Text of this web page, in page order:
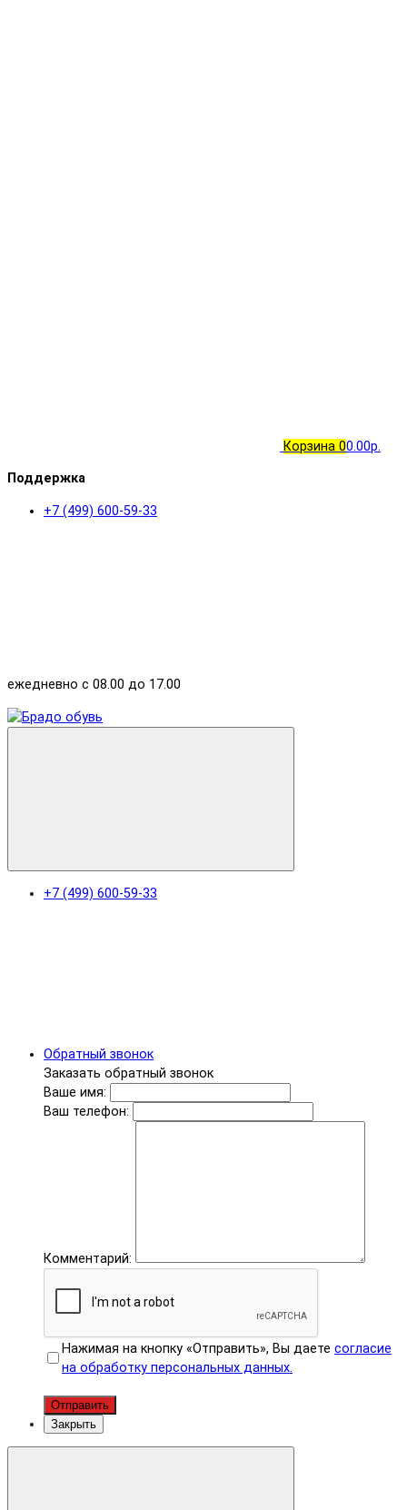
Корзина 00.00р.
Поддержка
+7 (499) 600-59-33
ежедневно с 08.00 до 17.00
+7 (499) 600-59-33
Обратный звонок
Заказать обратный звонок
Ваше имя:
Ваш телефон:
Комментарий:
Нажимая на кнопку «Отправить», Вы даете согласие
на обработку персональных данных.
Отправить
Закрыть